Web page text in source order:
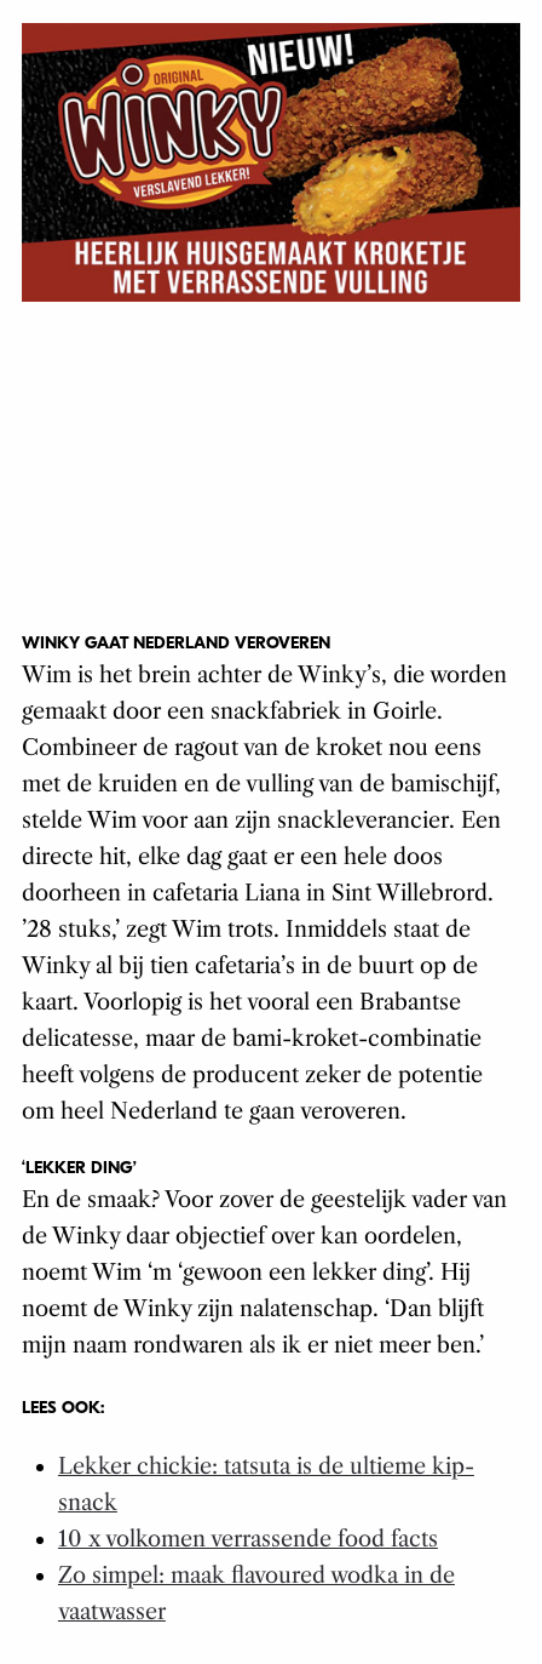
WINKY GAAT NEDERLAND VEROVEREN
Wim is het brein achter de Winky’s, die worden
gemaakt door een snackfabriek in Goirle.
Combineer de ragout van de kroket nou eens
met de kruiden en de vulling van de bamischijf,
stelde Wim voor aan zijn snackleverancier. Een
directe hit, elke dag gaat er een hele doos
doorheen in cafetaria Liana in Sint Willebrord.
’28 stuks,’ zegt Wim trots. Inmiddels staat de
Winky al bij tien cafetaria’s in de buurt op de
kaart. Voorlopig is het vooral een Brabantse
delicatesse, maar de bami-kroket-combinatie
heeft volgens de producent zeker de potentie
om heel Nederland te gaan veroveren.
‘LEKKER DING’
En de smaak? Voor zover de geestelijk vader van
de Winky daar objectief over kan oordelen,
noemt Wim ‘m ‘gewoon een lekker ding’. Hij
noemt de Winky zijn nalatenschap. ‘Dan blijft
mijn naam rondwaren als ik er niet meer ben.’
LEES OOK:
Lekker chickie: tatsuta is de ultieme kip-
snack
10 x volkomen verrassende food facts
Zo simpel: maak flavoured wodka in de
vaatwasser